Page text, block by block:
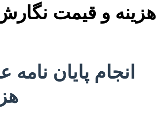
هزینه و قیمت
انجام پایان